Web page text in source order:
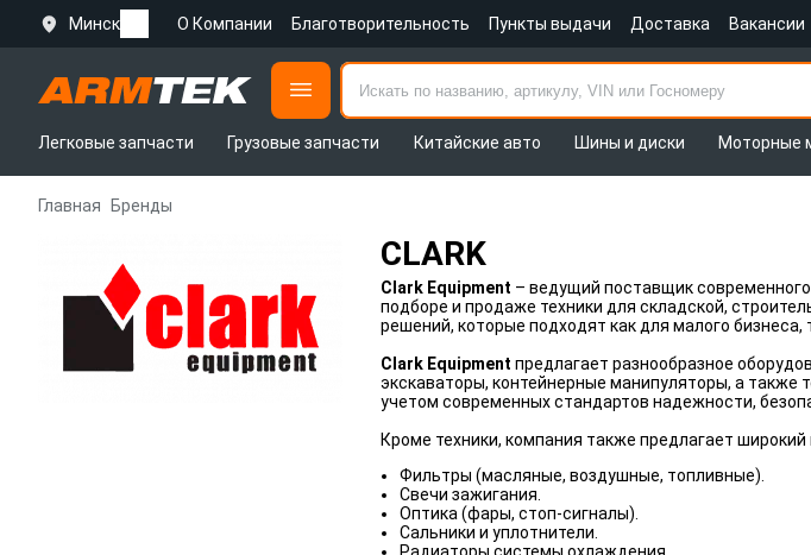
Минск О Компании Благотворительность Пункты выдачи Доставка Вакансии
Легковые запчасти
Грузовые запчасти Китайские авто Шины и диски Моторные
Главная Бренды
CLARK
Clark Equipment – ведущий поставщик
подборе и продаже техники для складской,
решений, которые подходят как для малого бизнеса,
Clark Equipment предлагает разнообразное
экскаваторы, контейнерные манипуляторы, а также
учетом современных стандартов надежности,
Кроме техники, компания также предлагает широкий
Фильтры (масляные, воздушные, топливные).
Свечи зажигания.
Оптика (фары, стоп-сигналы).
Сальники и уплотнители.